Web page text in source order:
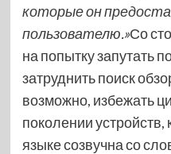
которые он
пользователю.»Со
на попытку запутать
затруднить поиск
возможно, избежать
поколении устройств,
языке созвучна со